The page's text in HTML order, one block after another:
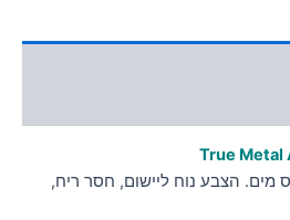
True Metal
מים. הצבע נוח ליישום, חסר ריח,